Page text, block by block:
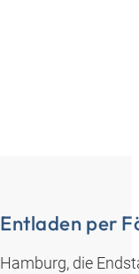
Entladen per
Hamburg, die